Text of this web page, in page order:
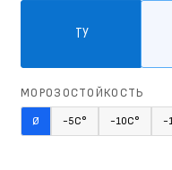
ТУ
МОРОЗОСТОЙКОСТЬ
Ø -5С° -10С° -